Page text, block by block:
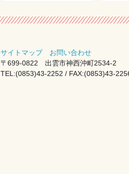
サイトマップ
お問い合わせ
〒699-0822 出雲市神西沖町2534-2
TEL:(0853)43-2252 / FAX:(0853)43-